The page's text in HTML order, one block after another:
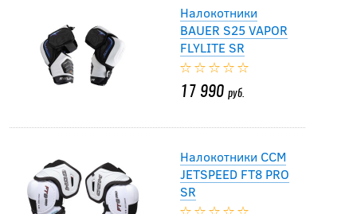
Налокотники
BAUER S25 VAPOR
FLYLITE SR
17 990руб.
Налокотники CCM
JETSPEED FT8 PRO
SR